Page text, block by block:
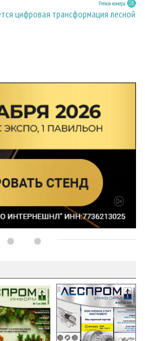
Регион номера
цифровая трансформация лесной